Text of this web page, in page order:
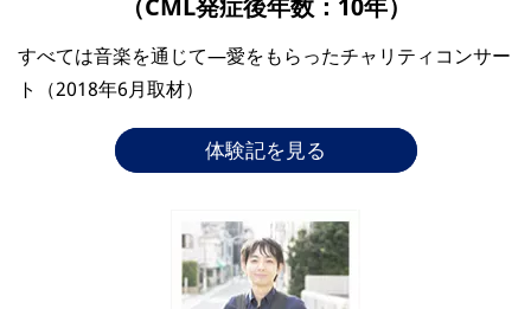
（CML発症後年数：10年）
すべては音楽を通じて―愛をもらったチャリティコンサー
ト（2018年6月取材）
体験記を見る